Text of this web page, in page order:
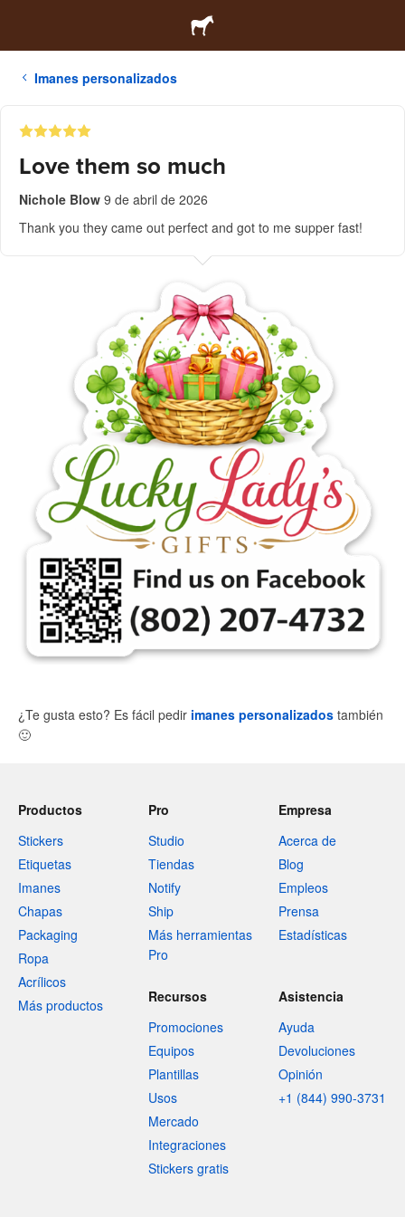
Imanes personalizados
Love them so much
Nichole Blow 9 de abril de 2026
Thank you they came out perfect and got to me supper fast!
¿Te gusta esto? Es fácil pedir imanes personalizados también
🙂
Productos
Stickers
Etiquetas
Imanes
Chapas
Packaging
Ropa
Acrílicos
Más productos
Pro
Studio
Tiendas
Notify
Ship
Más herramientas
Pro
Empresa
Acerca de
Blog
Empleos
Prensa
Estadísticas
Recursos
Promociones
Equipos
Plantillas
Usos
Mercado
Integraciones
Stickers gratis
Asistencia
Ayuda
Devoluciones
Opinión
+1 (844) 990-3731